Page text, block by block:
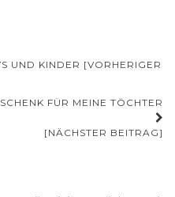
UND KINDER [VORHERIGER
FÜR MEINE TÖCHTER
[NÄCHSTER BEITRAG]